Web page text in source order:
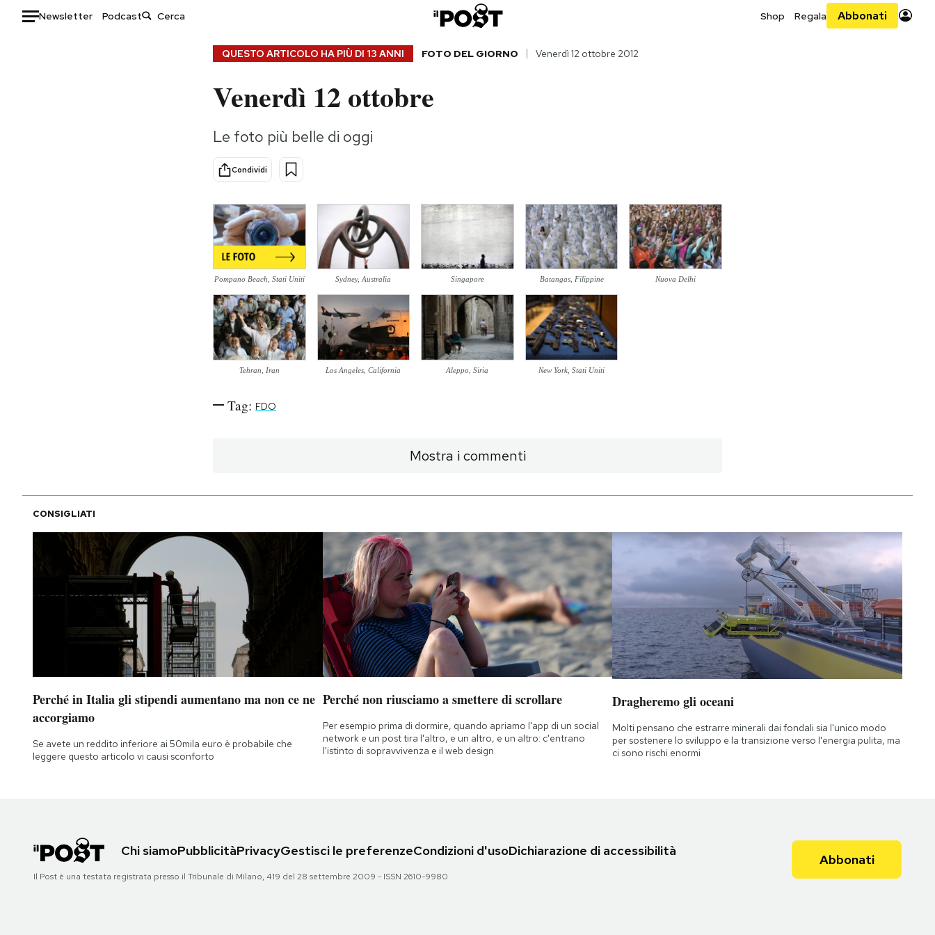
Newsletter Podcast Shop Regala Abbonati
Consumismi
Storie/Idee
Mondiali calcio 2026
AREA PERSONALE
Area Personale
Newsletter
Notifiche mobile
Regala il Post
Hai bisogno di aiuto?
QUESTO ARTICOLO HA PIÙ DI 13 ANNI FOTO DEL GIORNO Venerdì 12 ottobre 2012
Venerdì 12 ottobre
Le foto più belle di oggi
Condividi
Pompano Beach, Stati Uniti Sydney, Australia Singapore Batangas, Filippine Nuova Delhi
Tehran, Iran Los Angeles, California Aleppo, Siria New York, Stati Uniti
Tag: FDO
Mostra i commenti
CONSIGLIATI
Perché in Italia gli stipendi aumentano ma non ce ne
accorgiamo
Se avete un reddito inferiore ai 50mila euro è probabile che
leggere questo articolo vi causi sconforto
Perché non riusciamo a smettere di scrollare
Per esempio prima di dormire, quando apriamo l'app di un social
network e un post tira l'altro, e un altro, e un altro: c'entrano
l'istinto di sopravvivenza e il web design
Dragheremo gli oceani
Molti pensano che estrarre minerali dai fondali sia l'unico modo
per sostenere lo sviluppo e la transizione verso l'energia pulita, ma
ci sono rischi enormi
Chi siamoPubblicitàPrivacyGestisci le preferenzeCondizioni d'usoDichiarazione di accessibilità
Il Post è una testata registrata presso il Tribunale di Milano, 419 del 28 settembre 2009 - ISSN 2610-9980
Abbonati